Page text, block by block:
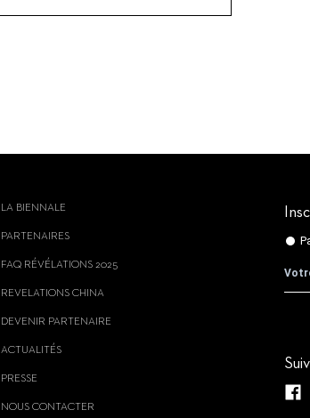
LA BIENNALE
PARTENAIRES
FAQ RÉVÉLATIONS 2025
REVELATIONS CHINA
DEVENIR PARTENAIRE
ACTUALITÉS
PRESSE
NOUS CONTACTER